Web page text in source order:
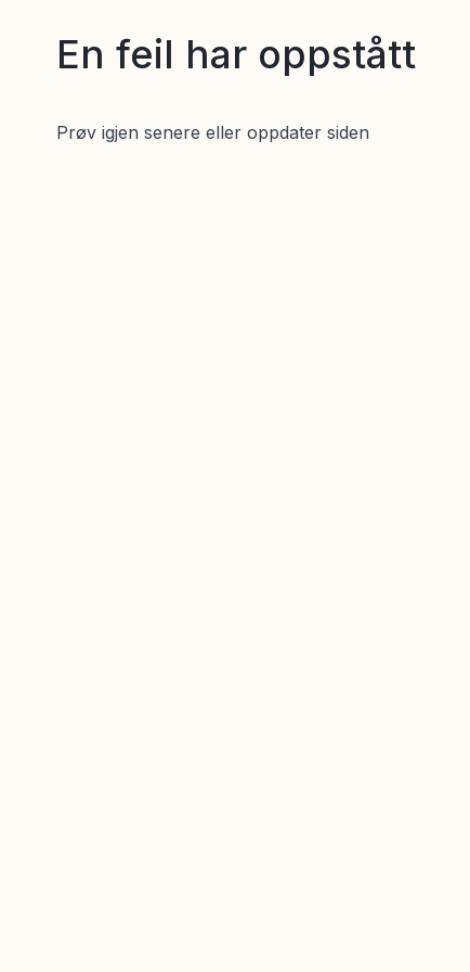
En feil har oppstått
Prøv igjen senere eller oppdater siden